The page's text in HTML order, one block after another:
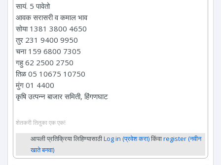
सायं. 5 पावेतो
आवक सरासरी व कमाल भाव
सोया 1381 3800 4650
तुर 231 9400 9950
चना 159 6800 7305
गहु 62 2500 2750
तिळ 05 10675 10750
मुंग 01 4400
कृषि उत्पन्न बाजार समिती, हिंगणघाट
शेतकरी तितुका एक एक!
आपली प्रतिक्रिया लिहिण्यासाठीLog in (प्रवेश करा)किंवाregister (नवीन
खाते बनवा)